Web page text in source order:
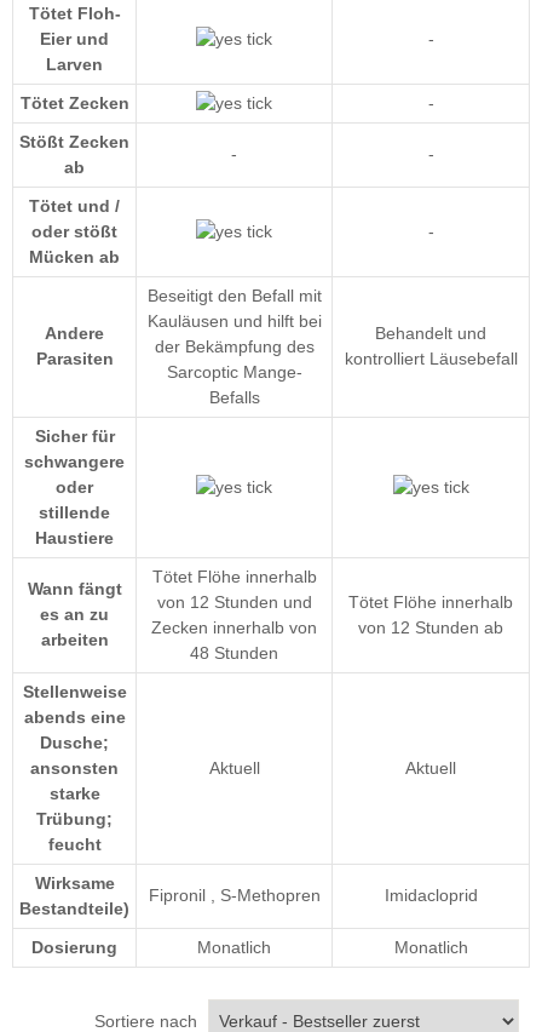
Tötet Floh-
Eier und
Larven
-
Tötet Zecken
-
Stößt Zecken
ab
- -
Tötet und /
oder stößt
Mücken ab
-
Andere
Parasiten
Beseitigt den Befall mit
Kauläusen und hilft bei
der Bekämpfung des
Sarcoptic Mange-
Befalls
Behandelt und
kontrolliert Läusebefall
Sicher für
schwangere
oder
stillende
Haustiere
Wann fängt
es an zu
arbeiten
Tötet Flöhe innerhalb
von 12 Stunden und
Zecken innerhalb von
48 Stunden
Tötet Flöhe innerhalb
von 12 Stunden ab
Stellenweise
abends eine
Dusche;
ansonsten
starke
Trübung;
feucht
Aktuell Aktuell
Wirksame
Bestandteile)
Fipronil, S-Methopren Imidacloprid
Dosierung Monatlich Monatlich
Sortiere nach